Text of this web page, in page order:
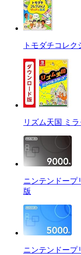
トモダチコレ
リズム天国 ミ
ニンテンドープ
版
ニンテンドープ